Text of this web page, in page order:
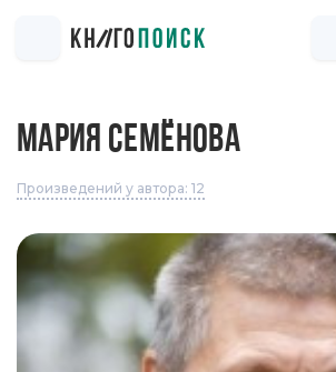
МАРИЯ СЕМЁНОВА
Произведений у автора: 12